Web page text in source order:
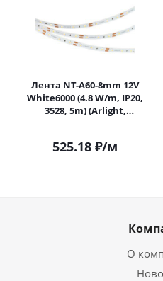
Лента NT-A60-8mm 12V
White6000 (4.8 W/m, IP20,
3528, 5m) (Arlight,
525.18 ₽/м
О